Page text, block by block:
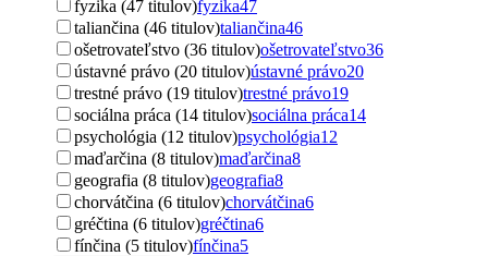
fyzika (47 titulov)fyzika47
taliančina (46 titulov)taliančina46
ošetrovateľstvo (36 titulov)ošetrovateľstvo36
ústavné právo (20 titulov)ústavné právo20
trestné právo (19 titulov)trestné právo19
sociálna práca (14 titulov)sociálna práca14
psychológia (12 titulov)psychológia12
maďarčina (8 titulov)maďarčina8
geografia (8 titulov)geografia8
chorvátčina (6 titulov)chorvátčina6
gréčtina (6 titulov)gréčtina6
fínčina (5 titulov)fínčina5